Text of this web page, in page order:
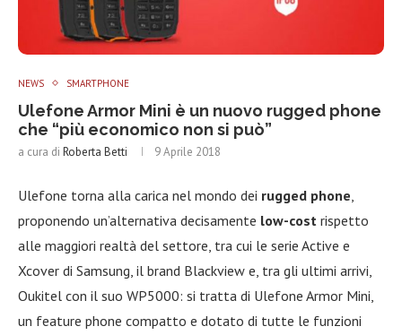
NEWS SMARTPHONE
Ulefone Armor Mini è un nuovo rugged phone
che “più economico non si può”
a cura di Roberta Betti 9 Aprile 2018
Ulefone torna alla carica nel mondo dei rugged phone
proponendo un’alternativa decisamente low-cost rispetto
alle maggiori realtà del settore, tra cui le serie Active e
Xcover di Samsung, il brand Blackview e, tra gli ultimi arrivi,
Oukitel con il suo WP5000: si tratta di Ulefone Armor Mini,
un feature phone compatto e dotato di tutte le funzioni